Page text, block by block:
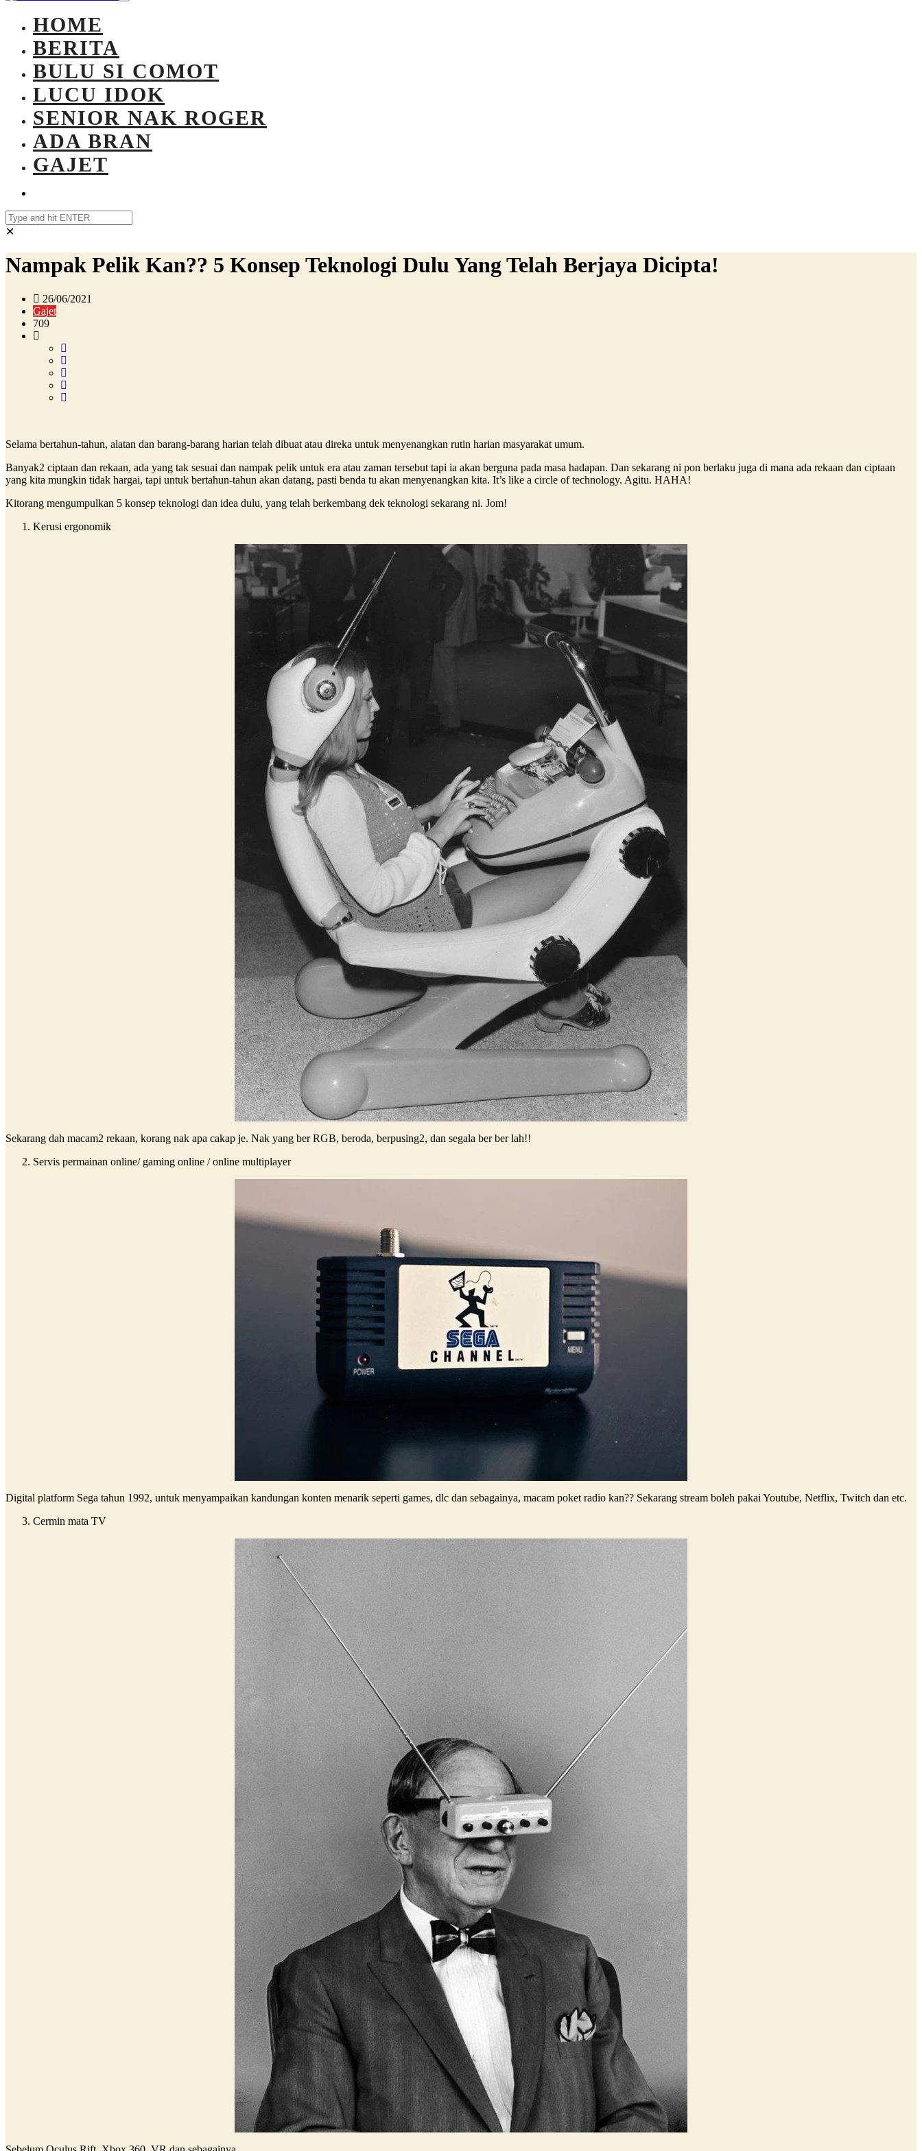
HOME
BERITA
BULU SI COMOT
LUCU IDOK
SENIOR NAK ROGER
ADA BRAN
GAJET
✕
Nampak Pelik Kan?? 5 Konsep Teknologi Dulu Yang Telah Berjaya Dicipta!
26/06/2021
Gajet
709
Selama bertahun-tahun, alatan dan barang-barang harian telah dibuat atau direka untuk menyenangkan rutin harian masyarakat umum.
Banyak2 ciptaan dan rekaan, ada yang tak sesuai dan nampak pelik untuk era atau zaman tersebut tapi ia akan berguna pada masa hadapan. Dan sekarang ni pon berlaku juga di mana ada rekaan dan ciptaan
yang kita mungkin tidak hargai, tapi untuk bertahun-tahun akan datang, pasti benda tu akan menyenangkan kita. It’s like a circle of technology. Agitu. HAHA!
Kitorang mengumpulkan 5 konsep teknologi dan idea dulu, yang telah berkembang dek teknologi sekarang ni. Jom!
Kerusi ergonomik
Sekarang dah macam2 rekaan, korang nak apa cakap je. Nak yang ber RGB, beroda, berpusing2, dan segala ber ber lah!!
Servis permainan online/ gaming online / online multiplayer
Digital platform Sega tahun 1992, untuk menyampaikan kandungan konten menarik seperti games, dlc dan sebagainya, macam poket radio kan?? Sekarang stream boleh pakai Youtube, Netflix, Twitch dan etc.
Cermin mata TV